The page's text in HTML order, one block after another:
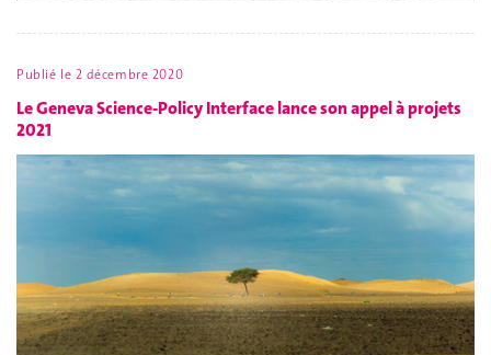
Publié le 2 décembre 2020
Le Geneva Science-Policy Interface lance son appel à projets
2021